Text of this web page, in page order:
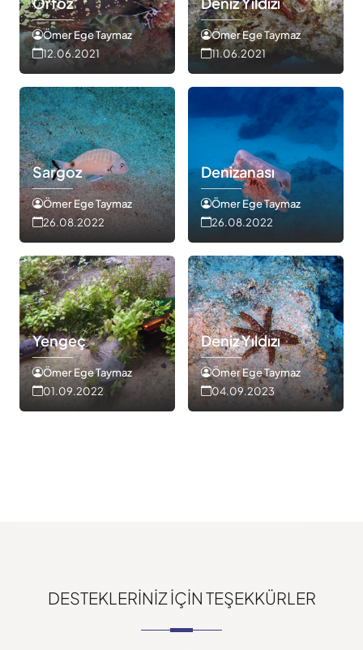
Ömer Ege Taymaz
12.06.2021
Ömer Ege Taymaz
11.06.2021
Sargoz
Ömer Ege Taymaz
26.08.2022
Denizanası
Ömer Ege Taymaz
26.08.2022
Yengeç
Ömer Ege Taymaz
01.09.2022
Deniz Yıldızı
Ömer Ege Taymaz
04.09.2023
Çizgili Kardinal
Ömer Ege Taymaz
DESTEKLERINIZ IÇIN TEŞEKKÜRLER